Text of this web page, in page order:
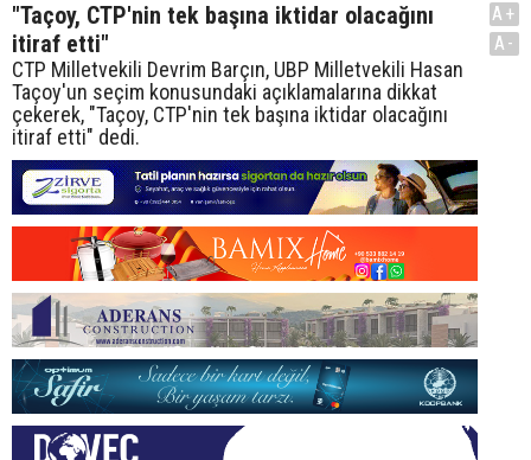
"Taçoy, CTP'nin tek başına iktidar olacağını
itiraf etti"
CTP Milletvekili Devrim Barçın, UBP Milletvekili Hasan
Taçoy'un seçim konusundaki açıklamalarına dikkat
çekerek, "Taçoy, CTP'nin tek başına iktidar olacağını
itiraf etti" dedi.
A+
A-